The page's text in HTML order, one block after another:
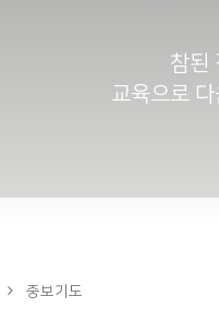
참된
교육으로 다
중보기도